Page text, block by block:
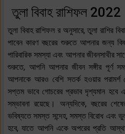
তুলা বিবাহ রাশিফল 2022
তুলা বিবাহ রাশিফল র অনুসারে, তুলা রাশির
পাবেন কারণ বছরের শুরুতে আপনার জন্য
পারিবারিক সমস্যা এবং আপনার জীবনসাথীর
শুরুতে, আপনি আপনার জীবন সঙ্গীর পূর্ণ
আপনাকে আরও বেশি সতর্ক হওয়ার
সপ্তম ভাবে গোচরের প্রভাব দৃশ্যমান হবে
সম্ভাবনা রয়েছে। অন্যদিকে, বছরের
ভবিষ্যতে সমস্ত সন্দেহ, সমস্ত বিরোধ এবং
হবে, যাতে আপনি একে অপরের প্রতি আস্থা